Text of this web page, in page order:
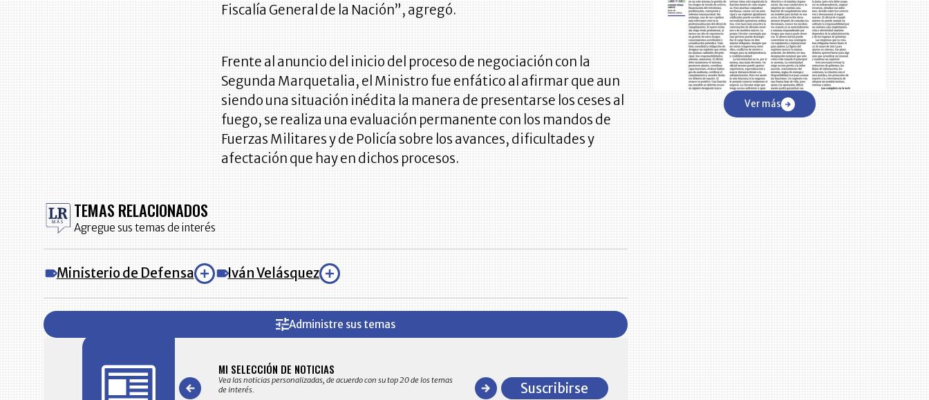
Fiscalía General de la Nación”, agregó.
Frente al anuncio del inicio del proceso de negociación con la
Segunda Marquetalia, el Ministro fue enfático al afirmar que aun
siendo una situación inédita la manera de presentarse los ceses al
fuego, se realiza una evaluación permanente con los mandos de
Fuerzas Militares y de Policía sobre los avances, dificultades y
afectación que hay en dichos procesos.
Ver más
TEMAS RELACIONADOS
Agregue sus temas de interés
Ministerio de Defensa Iván Velásquez
Administre sus temas
en su correo electrónico las noticias seleccionadas por nuestro
MI SELECCIÓN DE NOTICIAS
Vea las noticias personalizadas, de acuerdo con su top 20 de los temas
de interés.
comportamiento general y detallado de las 10.000 primeras empresas
en ventas en ColombiaSuscribirse